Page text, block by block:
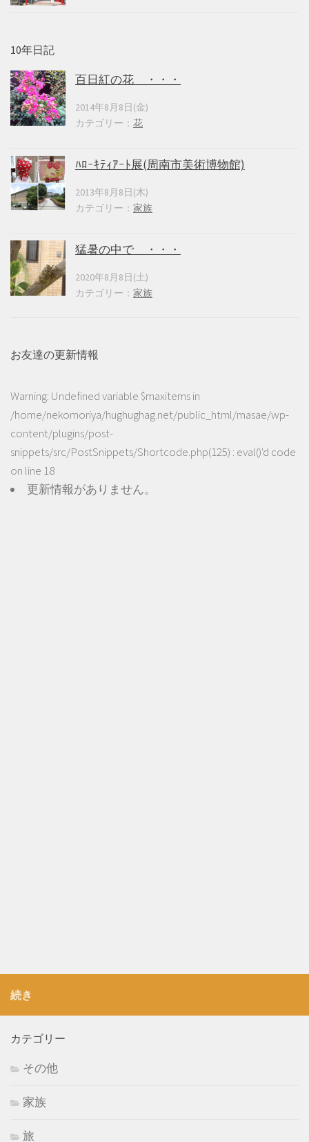
10年日記
百日紅の花 ・・・
2014年8月8日(金)
カテゴリー： 花
ﾊﾛｰｷﾃｨｱｰﾄ展(周南市美術博物館)
2013年8月8日(木)
カテゴリー： 家族
猛暑の中で ・・・
2020年8月8日(土)
カテゴリー： 家族
お友達の更新情報
Warning: Undefined variable $maxitems in
/home/nekomoriya/hughughag.net/public_html/masae/wp-
content/plugins/post-
snippets/src/PostSnippets/Shortcode.php(125) : eval()'d code
on line 18
更新情報がありません。
続き
カテゴリー
その他
家族
旅